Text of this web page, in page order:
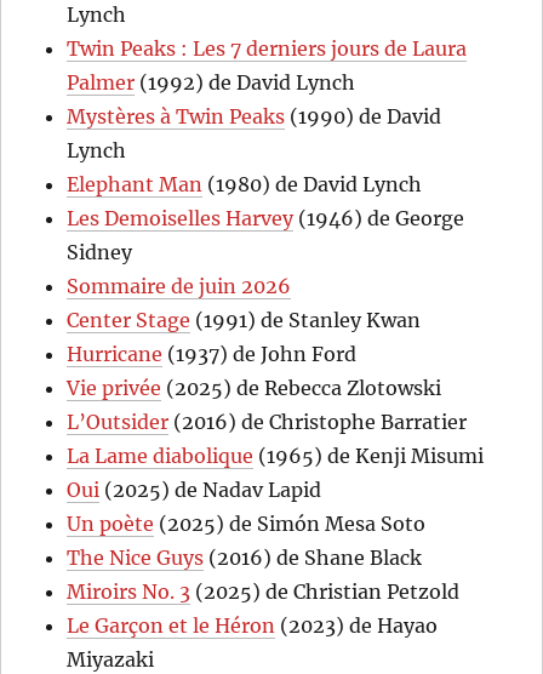
Lynch
Twin Peaks : Les 7 derniers jours de Laura
Palmer (1992) de David Lynch
Mystères à Twin Peaks (1990) de David
Lynch
Elephant Man (1980) de David Lynch
Les Demoiselles Harvey(1946) de George
Sidney
Sommaire de juin 2026
Center Stage (1991) de Stanley Kwan
Hurricane (1937) de John Ford
Vie privée (2025) de Rebecca Zlotowski
L’Outsider (2016) de Christophe Barratier
La Lame diabolique (1965) de Kenji Misumi
Oui (2025) de Nadav Lapid
Un poète (2025) de Simón Mesa Soto
The Nice Guys (2016) de Shane Black
Miroirs No. 3 (2025) de Christian Petzold
Le Garçon et le Héron (2023) de Hayao
Miyazaki